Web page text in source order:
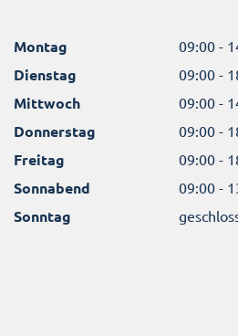
Montag 09:00 -
Dienstag 09:00 -
Mittwoch 09:00 -
Donnerstag 09:00 -
Freitag 09:00 -
Sonnabend 09:00 -
Sonntag